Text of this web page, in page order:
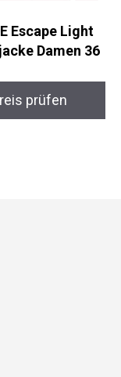
Escape Light
prüfen